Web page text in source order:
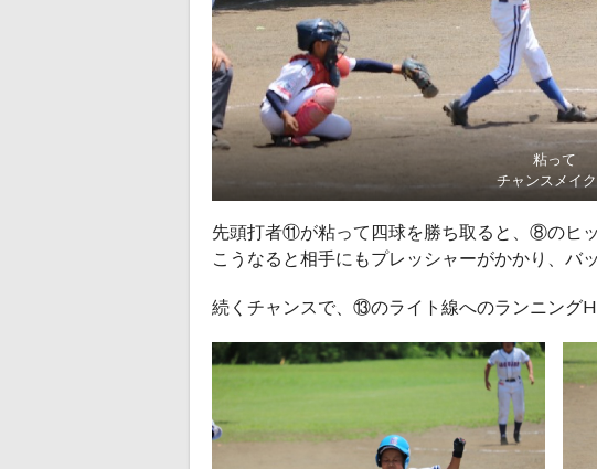
粘って
チャンスメイク
先頭打者⑪が粘って四球を勝ち取ると、⑧のヒ
こうなると相手にもプレッシャーがかかり、バ
続くチャンスで、⑬のライト線へのランニング